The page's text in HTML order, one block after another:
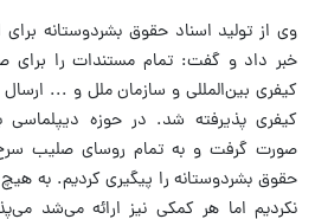
وی از تولید اسناد حقوق بشردوستانه برای
خبر داد و گفت: تمام مستندات را برای
کیفری بین‌المللی و سازمان ملل و ... ارسال
کیفری پذیرفته شد. در حوزه دیپلماسی
صورت گرفت و به تمام روسای صلیب سرخ
حقوق بشردوستانه را پیگیری کردیم. به
نکردیم اما هر کمکی نیز ارائه می‌شد